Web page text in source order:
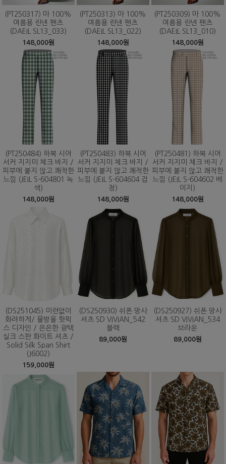
(PT250317) 마 100%
여름용 린넨 팬츠
(DAEIL SL13_033)
148,000원
(PT250313) 마 100%
여름용 린넨 팬츠
(DAEIL SL13_022)
148,000원
(PT250309) 마 100%
여름용 린넨 팬츠
(DAEIL SL13_010)
148,000원
(PT250484) 하복 시어
서커 지지미 체크 바지 /
피부에 붙지 않고 쾌적한
느낌 (JEIL S-604801 녹
색)
148,000원
(PT250483) 하복 시어
서커 지지미 체크 바지 /
피부에 붙지 않고 쾌적한
느낌 (JEIL S-604604 검
정)
148,000원
(PT250481) 하복 시어
서커 지지미 체크 바지 /
피부에 붙지 않고 쾌적한
느낌 (JEIL S-604602 베
이지)
148,000원
(DS251045) 미련없이
화려하게/ 물방울 핫픽
스 디자인 / 은은한 광택
실크 스판 화이트 셔츠 /
Solid Silk Span Shirt
(J6002)
159,000원
(DS250930) 쉬폰 망사
셔츠 SD VIVIAN_542
블랙
89,000원
(DS250927) 쉬폰 망사
셔츠 SD VIVIAN_534
브라운
89,000원